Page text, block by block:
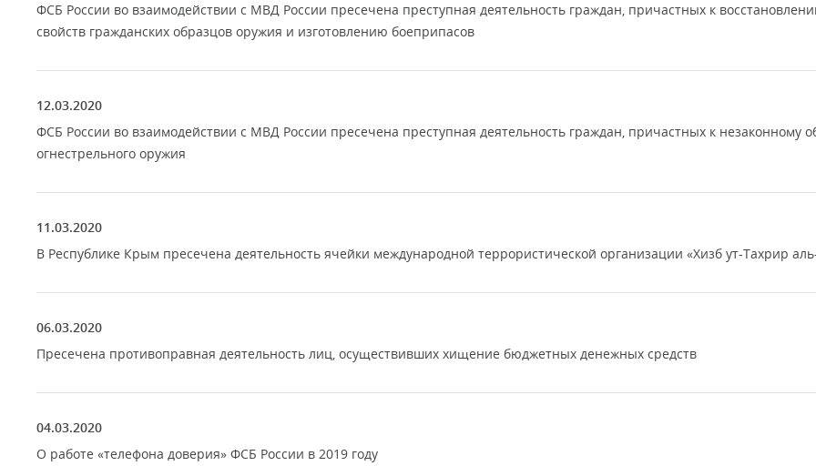
ФСБ России во взаимодействии с МВД России пресечена преступная деятельность граждан, причастных к
свойств гражданских образцов оружия и изготовлению боеприпасов
12.03.2020
ФСБ России во взаимодействии с МВД России пресечена преступная деятельность граждан, причастных к незаконному
огнестрельного оружия
11.03.2020
В Республике Крым пресечена деятельность ячейки международной террористической организации «Хизб ут-Тахрир
06.03.2020
Пресечена противоправная деятельность лиц, осуществивших хищение бюджетных денежных средств
04.03.2020
О работе «телефона доверия» ФСБ России в 2019 году